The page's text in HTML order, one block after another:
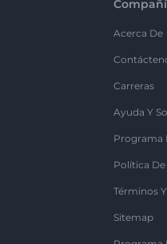
Acerca De
Carreras
Ayuda Y
Programa
Política
Términos
Sitemap